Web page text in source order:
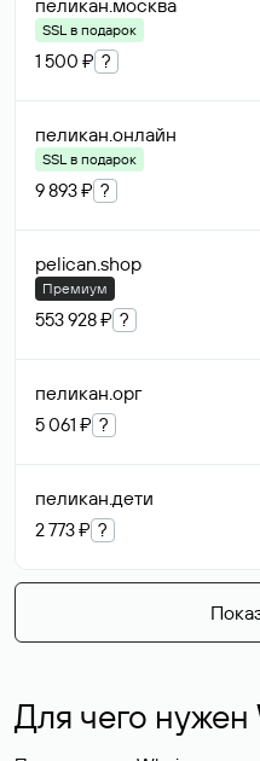
пеликан.москва
SSL в подарок
1 500 ₽ ?
пеликан.онлайн
SSL в подарок
9 893 ₽ ?
pelican.shop
Премиум
553 928 ₽ ?
пеликан.орг
5 061 ₽ ?
пеликан.дети
2 773 ₽ ?
Для чего